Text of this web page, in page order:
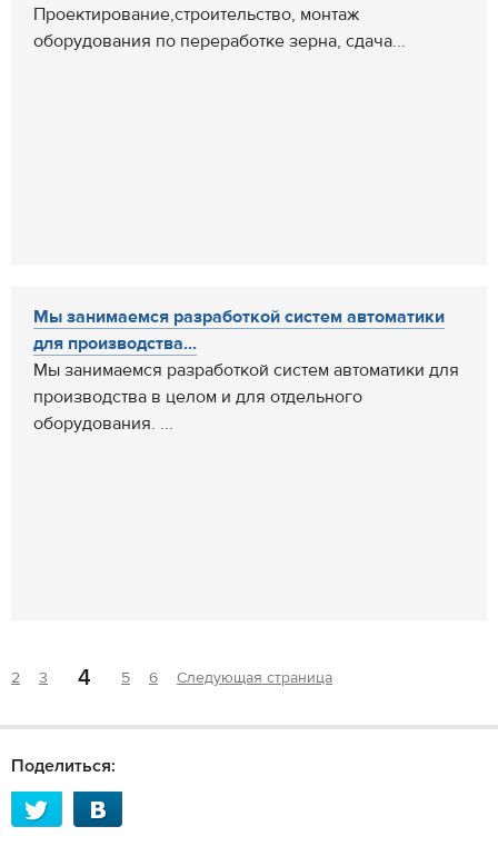
Проектирование,строительство, монтаж
оборудования по переработке зерна, сдача...
Мы занимаемся разработкой систем автоматики
для производства...
Мы занимаемся разработкой систем автоматики для
производства в целом и для отдельного
оборудования. ...
2 3 4 5 6 Следующая страница
Поделиться: